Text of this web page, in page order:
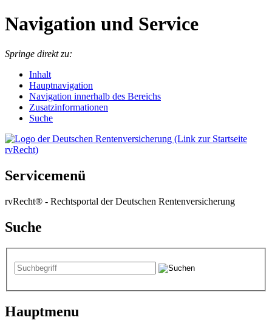
Navigation und Service
Springe direkt zu:
Inhalt
Hauptnavigation
Navigation innerhalb des Bereichs
Zusatzinformationen
Suche
Servicemenü
rvRecht® - Rechtsportal der Deutschen Rentenversicherung
Suche
Hauptmenu